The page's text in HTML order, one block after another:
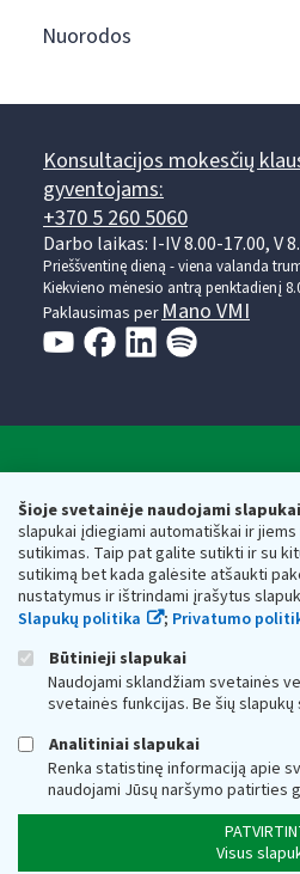
Šioje svetainėje naudojami slapukai
slapukai įdiegiami automatiškai ir
sutikimas. Taip pat galite sutikti ir su
sutikimą bet kada galėsite atšaukti
nustatymus ir ištrindami įrašytus
Slapukų politika
; Privatumo
Būtinieji slapukai
Naudojami sklandžiam svetainės
svetainės funkcijas. Be šių
Analitiniai slapukai
Renka statistinę informaciją apie
naudojami Jūsų naršymo patirties
Visus
Nuorodos
Konsultacijos mokesčių
gyventojams:
+370 5 260 5060
Darbo laikas: I-IV 8.00-17.00, V
Prieššventinę dieną - viena valanda
Kiekvieno mėnesio antrą penktadienį
Paklausimas per Mano VMI
Respublikos finansų
Biudžetinė įstaiga. Juridinio asmens
adresas: Vasario 16-osios g. 14, 01107
vmi@vmi.lt, E. pristatymo dėžutės
Duomenys apie Valstybinę mokesčių
Respublikos finansų ministerijos